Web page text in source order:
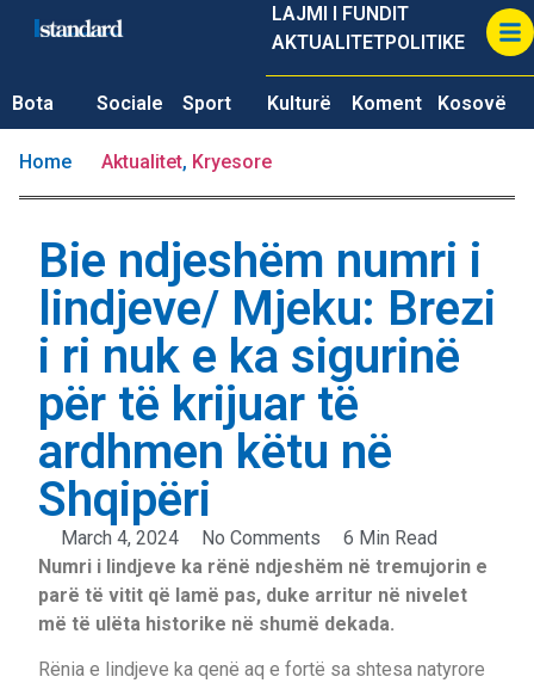
LAJMI I FUNDIT
AKTUALITETPOLITIKE
Bota Sociale Sport Kulturë Koment Kosovë
Home Aktualitet, Kryesore
Bie ndjeshëm numri i
lindjeve/ Mjeku: Brezi
i ri nuk e ka sigurinë
për të krijuar të
ardhmen këtu në
Shqipëri
March 4, 2024 No Comments
6 Min Read
Numri i lindjeve ka rënë ndjeshëm në tremujorin e
parë të vitit që lamë pas, duke arritur në nivelet
më të ulëta historike në shumë dekada.
Rënia e lindjeve ka qenë aq e fortë sa shtesa natyrore